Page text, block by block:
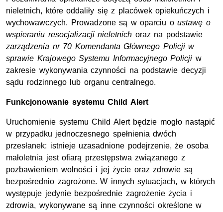
nieletnich, które oddaliły się z placówek opiekuńczych i
wychowawczych. Prowadzone są w oparciu oustawę o
wspieraniu resocjalizacji nieletnich oraz na podstawie
zarządzenia nr 70 Komendanta Głównego Policji w
sprawie Krajowego Systemu Informacyjnego Policji w
zakresie wykonywania czynności na podstawie decyzji
sądu rodzinnego lub organu centralnego.
Funkcjonowanie systemu Child Alert
Uruchomienie systemu Child Alert będzie mogło nastąpić
w przypadku jednoczesnego spełnienia dwóch
przesłanek: istnieje uzasadnione podejrzenie, że osoba
małoletnia jest ofiarą przestępstwa związanego z
pozbawieniem wolności i jej życie oraz zdrowie są
bezpośrednio zagrożone. W innych sytuacjach, w których
występuje jedynie bezpośrednie zagrożenie życia i
zdrowia, wykonywane są inne czynności określone w